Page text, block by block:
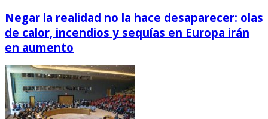
Negar la realidad no la hace desaparecer: olas
de calor, incendios y sequías en Europa irán
en aumento